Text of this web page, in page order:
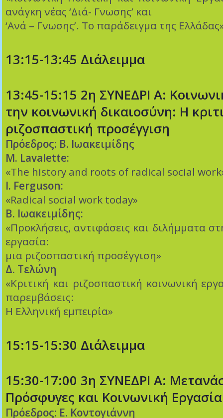
ανάγκη νέας ‘Διά- Γνωσης’ και
‘Ανά – Γνωσης’. Το παράδειγμα της
13:15-13:45 Διάλειμμα
13:45-15:15 2η ΣΥΝΕΔΡΙ Α:
την κοινωνική δικαιοσύνη: Η
ριζοσπαστική προσέγγιση
Πρόεδρος: Β. Ιωακειμίδης
Μ. Lavalette:
«The history and roots of radical social
Ι. Ferguson:
«Radical social work today»
Β. Ιωακειμίδης:
«Προκλήσεις, αντιφάσεις και διλήμματα
εργασία:
μια ριζοσπαστική προσέγγιση»
Δ. Τελώνη
«Κριτική και ριζοσπαστική κοινωνική
παρεμβάσεις:
Η Ελληνική εμπειρία»
15:15-15:30 Διάλειμμα
15:30-17:00 3η ΣΥΝΕΔΡΙ Α:
Πρόσφυγες και Κοινωνική Εργασία
Πρόεδρος: Ε. Κοντογιάννη